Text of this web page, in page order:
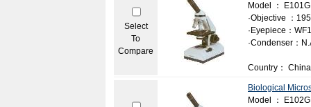
Select
To
Compare
Model ： E101G
·Objective ：
·Eyepiece：
·Condenser：
Country： China
Biological
Model ： E102G